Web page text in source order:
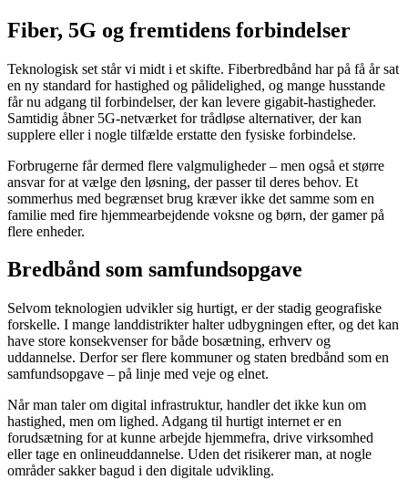
Fiber, 5G og fremtidens forbindelser
Teknologisk set står vi midt i et skifte. Fiberbredbånd har på få år sat
en ny standard for hastighed og pålidelighed, og mange husstande
får nu adgang til forbindelser, der kan levere gigabit-hastigheder.
Samtidig åbner 5G-netværket for trådløse alternativer, der kan
supplere eller i nogle tilfælde erstatte den fysiske forbindelse.
Forbrugerne får dermed flere valgmuligheder – men også et større
ansvar for at vælge den løsning, der passer til deres behov. Et
sommerhus med begrænset brug kræver ikke det samme som en
familie med fire hjemmearbejdende voksne og børn, der gamer på
flere enheder.
Bredbånd som samfundsopgave
Selvom teknologien udvikler sig hurtigt, er der stadig geografiske
forskelle. I mange landdistrikter halter udbygningen efter, og det kan
have store konsekvenser for både bosætning, erhverv og
uddannelse. Derfor ser flere kommuner og staten bredbånd som en
samfundsopgave – på linje med veje og elnet.
Når man taler om digital infrastruktur, handler det ikke kun om
hastighed, men om lighed. Adgang til hurtigt internet er en
forudsætning for at kunne arbejde hjemmefra, drive virksomhed
eller tage en onlineuddannelse. Uden det risikerer man, at nogle
områder sakker bagud i den digitale udvikling.